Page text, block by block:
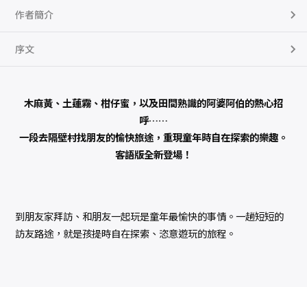
朗
讀
）
數
作者簡介
序文
木麻黃、土蓮霧、柑仔蜜，以及田間熟識的阿婆阿伯的熱心招
呼……
一段去隔壁村找朋友的愉快旅途，重現童年時自在探索的樂趣。
客語版全新登場！
到朋友家拜訪、和朋友一起玩是童年最愉快的事情。一趟短短的
訪友路途，就是孩提時自在探索、恣意遊玩的旅程。